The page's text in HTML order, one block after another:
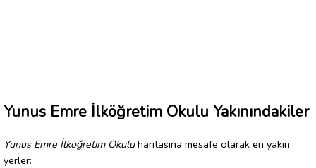
Yunus Emre İlköğretim Okulu Yakınındakiler
Yunus Emre İlköğretim Okuluharitasına mesafe olarak en yakın
yerler: